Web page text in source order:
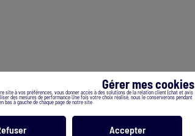
Gérer mes cookies
site à vos préférences, vous donner accès à des solutions de la relation client (chat et avis
des mesures de performance.Une fois votre choix réalisé, nous le conserverons pendant
bas à gauche de chaque page de notre site.
Accepter